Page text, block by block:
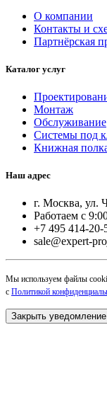
О компании
Контакты и
Партнёрская
Каталог услуг
Монтаж
Обслуживание
Системы под
Книжная
Наш адрес
г. Москва, ул.
Работаем с
+7 495 414-20-
sale@expert-
Мы используем файлы
с Политикой
Закрыть уведомление